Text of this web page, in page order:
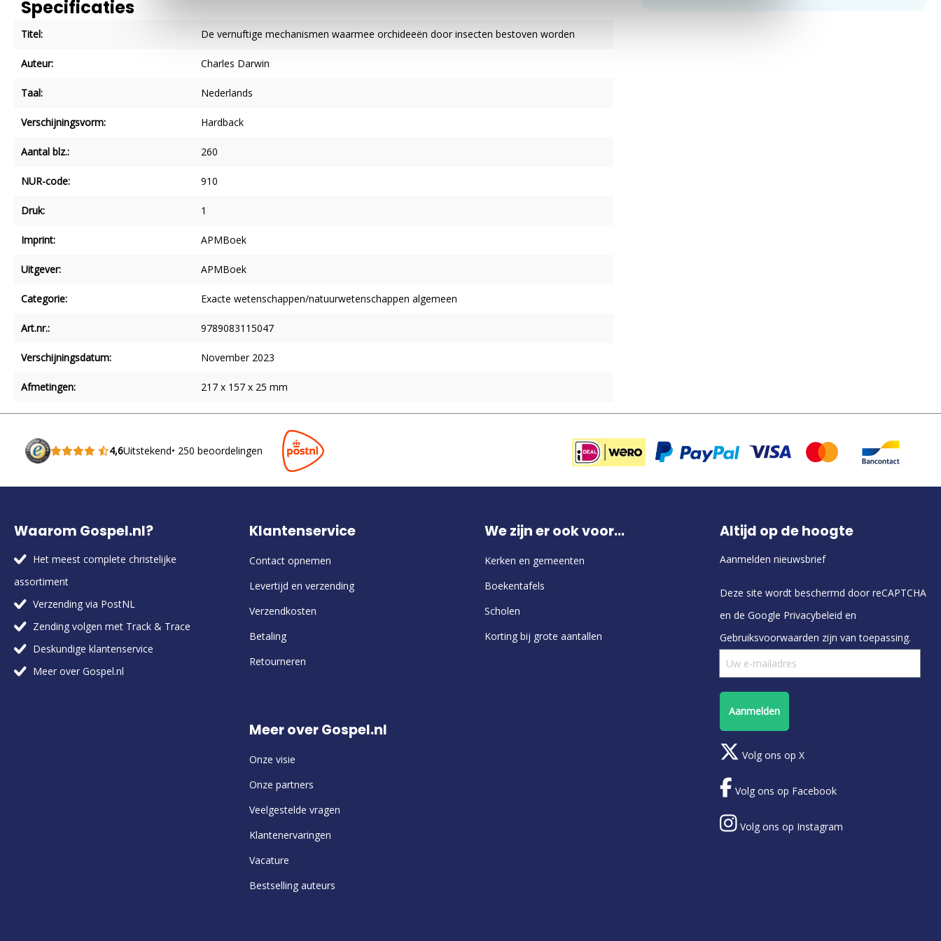
Specificaties
Titel: De vernuftige mechanismen waarmee orchideeën door insecten bestoven worden
Auteur: Charles Darwin
Taal: Nederlands
Verschijningsvorm: Hardback
Aantal blz.: 260
NUR-code: 910
Druk: 1
Imprint: APMBoek
Uitgever: APMBoek
Categorie: Exacte wetenschappen/natuurwetenschappen algemeen
Art.nr.: 9789083115047
Verschijningsdatum: November 2023
Afmetingen: 217 x 157 x 25 mm
4,6Uitstekend• 250 beoordelingen
Waarom Gospel.nl?
Het meest complete christelijke
assortiment
Verzending via PostNL
Zending volgen met Track & Trace
Deskundige klantenservice
Meer over Gospel.nl
Klantenservice
Contact opnemen
Levertijd en verzending
Verzendkosten
Betaling
Retourneren
Meer over Gospel.nl
Onze visie
Onze partners
Veelgestelde vragen
Klantenervaringen
Vacature
Bestselling auteurs
We zijn er ook voor...
Kerken en gemeenten
Boekentafels
Scholen
Korting bij grote aantallen
Altijd op de hoogte
Aanmelden nieuwsbrief
Deze site wordt beschermd door reCAPTCHA
en de Google Privacybeleid en
Gebruiksvoorwaarden zijn van toepassing.
Aanmelden
Volg ons op X
Volg ons op Facebook
Volg ons op Instagram